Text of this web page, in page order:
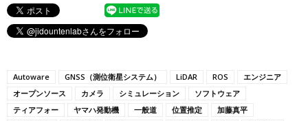
Autoware GNSS（測位衛星システム） LiDAR ROS
エンジニア
オープンソース
カメラ シミュレーション
ソフトウェア
ティアフォー
ヤマハ発動機 一般道 位置推定
加藤真平